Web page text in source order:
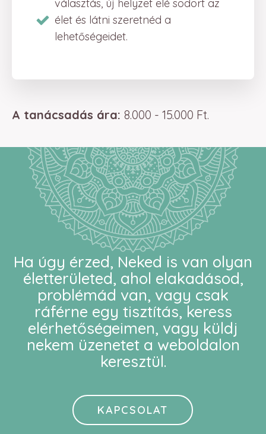
választás, új helyzet elé sodort az
élet és látni szeretnéd a
lehetőségeidet.
A tanácsadás ára: 8.000 - 15.000 Ft.
Ha úgy érzed, Neked is van olyan
életterületed, ahol elakadásod,
problémád van, vagy csak
ráférne egy tisztítás, keress
elérhetőségeimen, vagy küldj
nekem üzenetet a weboldalon
keresztül.
KAPCSOLAT